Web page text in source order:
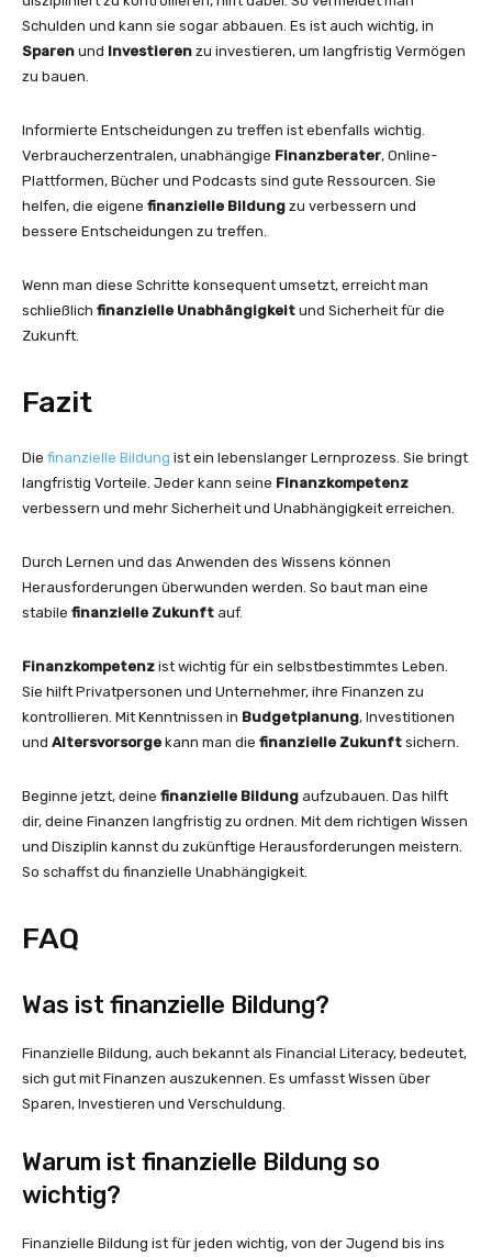
Schulden und kann sie sogar abbauen. Es ist auch wichtig, in
Sparen und Investieren zu investieren, um langfristig Vermögen
zu bauen.
Informierte Entscheidungen zu treffen ist ebenfalls wichtig.
Verbraucherzentralen, unabhängige Finanzberater, Online-
Plattformen, Bücher und Podcasts sind gute Ressourcen. Sie
helfen, die eigene finanzielle Bildung zu verbessern und
bessere Entscheidungen zu treffen.
Wenn man diese Schritte konsequent umsetzt, erreicht man
schließlich finanzielle Unabhängigkeit und Sicherheit für die
Zukunft.
Fazit
Die finanzielle Bildung ist ein lebenslanger Lernprozess. Sie bringt
langfristig Vorteile. Jeder kann seine Finanzkompetenz
verbessern und mehr Sicherheit und Unabhängigkeit erreichen.
Durch Lernen und das Anwenden des Wissens können
Herausforderungen überwunden werden. So baut man eine
stabile finanzielle Zukunft auf.
Finanzkompetenz ist wichtig für ein selbstbestimmtes Leben.
Sie hilft Privatpersonen und Unternehmer, ihre Finanzen zu
kontrollieren. Mit Kenntnissen in Budgetplanung, Investitionen
und Altersvorsorge kann man die finanzielle Zukunft sichern.
Beginne jetzt, deine finanzielle Bildung aufzubauen. Das hilft
dir, deine Finanzen langfristig zu ordnen. Mit dem richtigen Wissen
und Disziplin kannst du zukünftige Herausforderungen meistern.
So schaffst du finanzielle Unabhängigkeit.
FAQ
Was ist finanzielle Bildung?
Finanzielle Bildung, auch bekannt als Financial Literacy, bedeutet,
sich gut mit Finanzen auszukennen. Es umfasst Wissen über
Sparen, Investieren und Verschuldung.
Warum ist finanzielle Bildung so
wichtig?
Finanzielle Bildung ist für jeden wichtig, von der Jugend bis ins